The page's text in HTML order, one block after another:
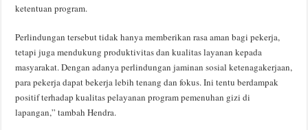
ketentuan program.
Perlindungan tersebut tidak hanya memberikan rasa aman bagi pekerja,
tetapi juga mendukung produktivitas dan kualitas layanan kepada
masyarakat. Dengan adanya perlindungan jaminan sosial ketenagakerjaan,
para pekerja dapat bekerja lebih tenang dan fokus. Ini tentu berdampak
positif terhadap kualitas pelayanan program pemenuhan gizi di
lapangan,” tambah Hendra.